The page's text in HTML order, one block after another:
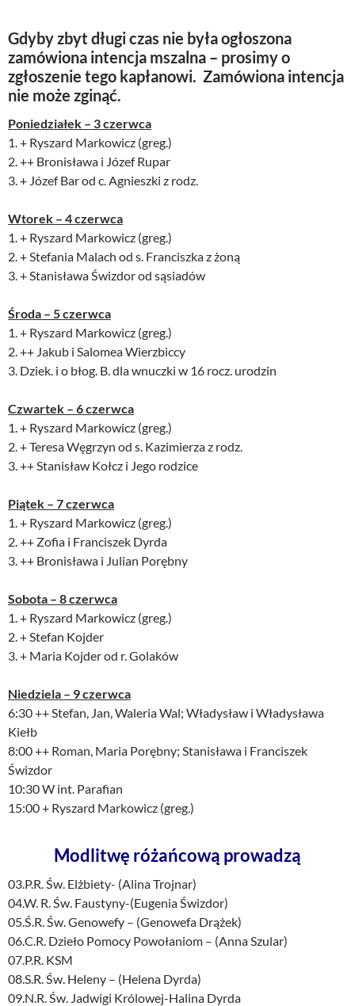
Gdyby zbyt długi czas nie była ogłoszona
zamówiona intencja mszalna – prosimy o
zgłoszenie tego kapłanowi. Zamówiona intencja
nie może zginąć.
Poniedziałek – 3 czerwca
1. + Ryszard Markowicz (greg.)
2. ++ Bronisława i Józef Rupar
3. + Józef Bar od c. Agnieszki z rodz.
Wtorek – 4 czerwca
1. + Ryszard Markowicz (greg.)
2. + Stefania Malach od s. Franciszka z żoną
3. + Stanisława Świzdor od sąsiadów
Środa – 5 czerwca
1. + Ryszard Markowicz (greg.)
2. ++ Jakub i Salomea Wierzbiccy
3. Dziek. i o błog. B. dla wnuczki w 16 rocz. urodzin
Czwartek – 6 czerwca
1. + Ryszard Markowicz (greg.)
2. + Teresa Węgrzyn od s. Kazimierza z rodz.
3. ++ Stanisław Kołcz i Jego rodzice
Piątek – 7 czerwca
1. + Ryszard Markowicz (greg.)
2. ++ Zofia i Franciszek Dyrda
3. ++ Bronisława i Julian Porębny
Sobota – 8 czerwca
1. + Ryszard Markowicz (greg.)
2. + Stefan Kojder
3. + Maria Kojder od r. Golaków
Niedziela – 9 czerwca
6:30 ++ Stefan, Jan, Waleria Wal; Władysław i Władysława
Kiełb
8:00 ++ Roman, Maria Porębny; Stanisława i Franciszek
Świzdor
10:30 W int. Parafian
15:00 + Ryszard Markowicz (greg.)
Modlitwę różańcową prowadzą
03.P.R. Św. Elżbiety- (Alina Trojnar)
04.W. R. Św. Faustyny-(Eugenia Świzdor)
05.Ś.R. Św. Genowefy – (Genowefa Drążek)
06.C.R. Dzieło Pomocy Powołaniom – (Anna Szular)
07.P.R. KSM
08.S.R. Św. Heleny – (Helena Dyrda)
09.N.R. Św. Jadwigi Królowej-Halina Dyrda